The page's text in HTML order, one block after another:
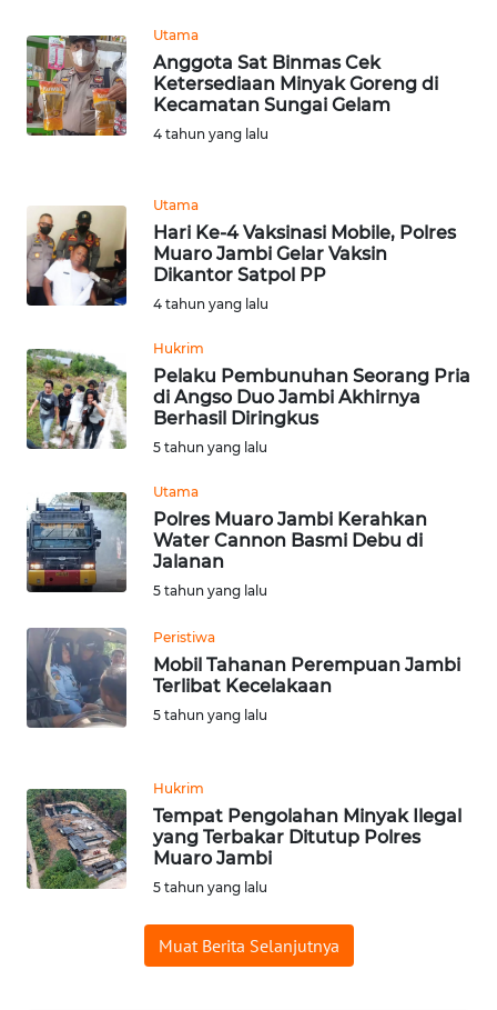
Utama
Anggota Sat Binmas Cek
Ketersediaan Minyak Goreng di
Kecamatan Sungai Gelam
4 tahun yang lalu
Utama
Hari Ke-4 Vaksinasi Mobile, Polres
Muaro Jambi Gelar Vaksin
Dikantor Satpol PP
4 tahun yang lalu
Hukrim
Pelaku Pembunuhan Seorang Pria
di Angso Duo Jambi Akhirnya
Berhasil Diringkus
5 tahun yang lalu
Utama
Polres Muaro Jambi Kerahkan
Water Cannon Basmi Debu di
Jalanan
5 tahun yang lalu
Peristiwa
Mobil Tahanan Perempuan Jambi
Terlibat Kecelakaan
5 tahun yang lalu
Hukrim
Tempat Pengolahan Minyak Ilegal
yang Terbakar Ditutup Polres
Muaro Jambi
5 tahun yang lalu
Muat Berita Selanjutnya
REDAKSI
DISCLAIMER
Wahana
News
Regional
WN
SUMUT
WN
WN
JABAR
BANTEN
WN
NTT
KEPRI
WN
PAPUA